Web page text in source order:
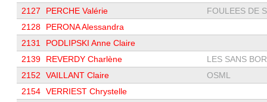
2127
PERCHE Valérie
FOULEES DE
2128
PERONA Alessandra
2131
PODLIPSKI Anne Claire
2139
REVERDY Charlène
LES SANS
2152
VAILLANT Claire
OSML
2154 VERRIEST Chrystelle